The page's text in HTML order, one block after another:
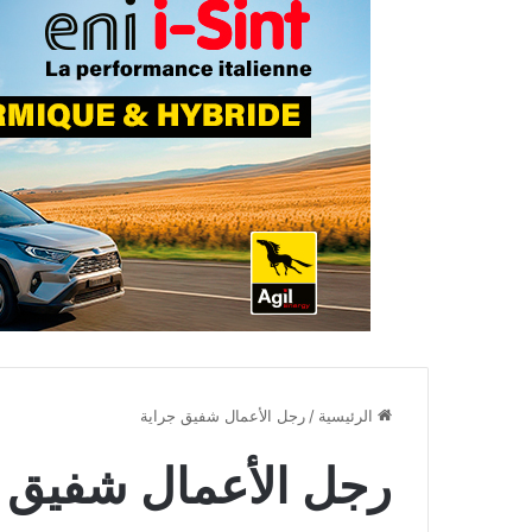
الرئيسية / رجل الأعمال شفيق جراية
رجل الأعمال شفيق